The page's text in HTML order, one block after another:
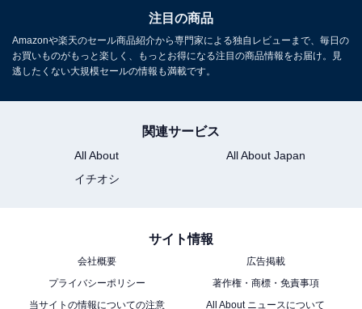
ブラウン 電気シェーバー シリーズ7 電動 髭剃り メンズ
【Amazon.co.jp限定】 72-C1500s ヒゲトリマー チタニ
ウムゴールド
ブラウン「XT5300-b」
注目の商品
Amazonや楽天のセール商品紹介から専門家による独自レビューまで、毎日の
お買いものがもっと楽しく、もっとお得になる注目の商品情報をお届け。見
逃したくない大規模セールの情報も満載です。
関連サービス
All About
All About Japan
イチオシ
サイト情報
会社概要
広告掲載
プライバシーポリシー
著作権・商標・免責事項
当サイトの情報についての注意
All About ニュースについて